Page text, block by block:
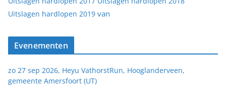
Uitslagen hardlopen 2019 van
Evenementen
zo 27 sep 2026, Heyu VathorstRun, Hooglanderveen,
gemeente Amersfoort (UT)